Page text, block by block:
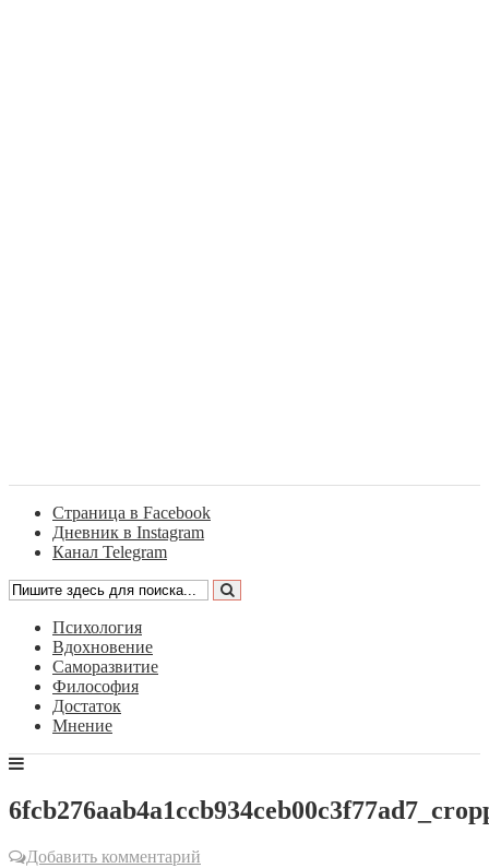
Страница в Facebook
Дневник в Instagram
Канал Telegram
Психология
Вдохновение
Саморазвитие
Философия
Достаток
Мнение
Добавить комментарий